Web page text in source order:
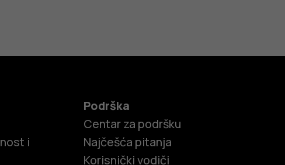
i
Podrška
Centar za podršku
Najčešća pitanja
Korisnički vodiči